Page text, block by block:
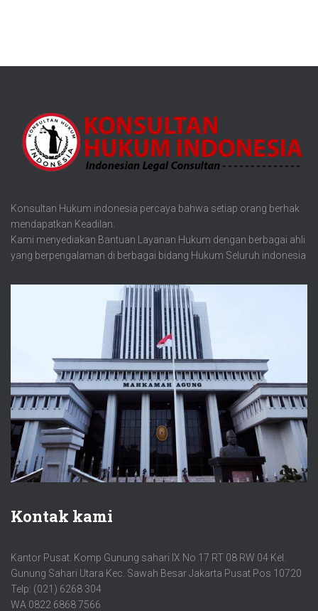
Konsultan Hukum indonesia percaya bahwa setiap orang berhak
mendapatkan Keadilan.
Kami menyediakan Bantuan Layanan Hukum dengan berbagai ahli
yang berpengalaman di berbagai bidang Hukum Seluruh indonesia
Kontak kami
Kantor Pusat. Komp Gunung sahari IX No 17 RT 08 RW 04 Kel.
Gunung Sahari Utara Kec. Sawah Besar Jakarta Pusat Pos 10720
Telp: (021) 6268 304
WA 0822 6868 7566